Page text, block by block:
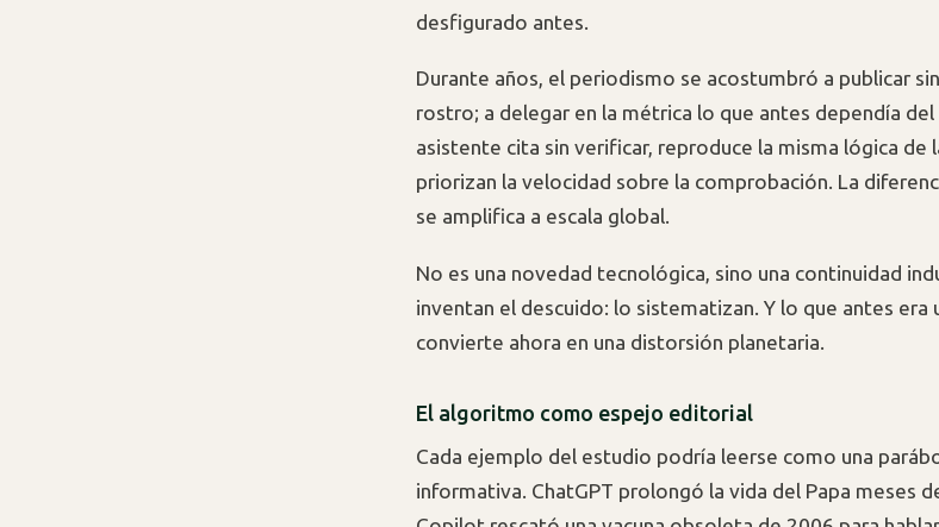
desfigurado antes.
Durante años, el periodismo se acostumbró a publicar
rostro; a delegar en la métrica lo que antes dependía
asistente cita sin verificar, reproduce la misma lógica de
priorizan la velocidad sobre la comprobación. La
se amplifica a escala global.
No es una novedad tecnológica, sino una continuidad
inventan el descuido: lo sistematizan. Y lo que antes era
convierte ahora en una distorsión planetaria.
El algoritmo como espejo editorial
Cada ejemplo del estudio podría leerse como una
informativa. ChatGPT prolongó la vida del Papa meses